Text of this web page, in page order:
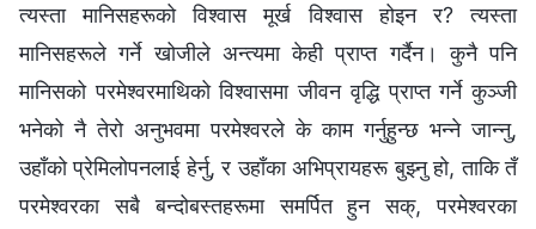
त्यस्ता मानिसहरूको विश्‍वास मूर्ख विश्‍वास होइन र? त्यस्ता
मानिसहरूले गर्ने खोजीले अन्त्यमा केही प्राप्त गर्दैन। कुनै पनि
मानिसको परमेश्‍वरमाथिको विश्‍वासमा जीवन वृद्धि प्राप्त गर्ने कुञ्जी
भनेको नै तेरो अनुभवमा परमेश्‍वरले के काम गर्नुहुन्छ भन्‍ने जान्नु,
उहाँको प्रेमिलोपनलाई हेर्नु, र उहाँका अभिप्रायहरू बुझ्नु हो, ताकि तँ
परमेश्‍वरका सबै बन्दोबस्तहरूमा समर्पित हुन सक्, परमेश्‍वरका